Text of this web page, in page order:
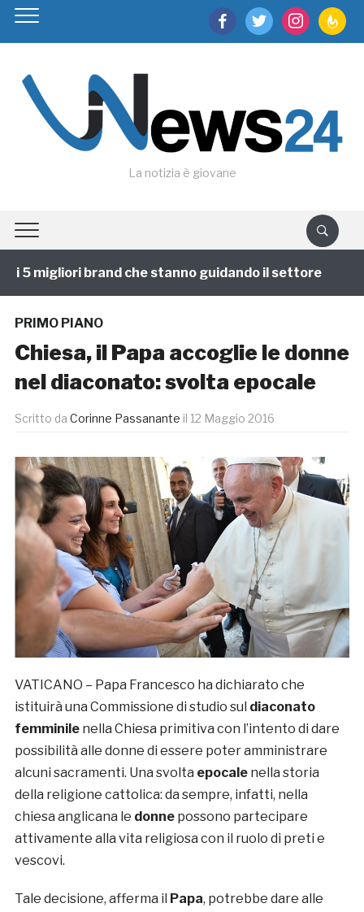
facebooktwitter instagram
La notizia è giovane
migliori brand che stanno guidando il settore
PRIMO PIANO
Chiesa, il Papa accoglie le donne
nel diaconato: svolta epocale
Scritto da Corinne Passanante il 12 Maggio 2016
VATICANO – Papa Francesco ha dichiarato che
istituirà una Commissione di studio sul diaconato
femminilenella Chiesa primitiva con l’intento di dare
possibilità alle donne di essere poter amministrare
alcuni sacramenti. Una svolta epocalenella storia
della religione cattolica: da sempre, infatti, nella
chiesa anglicana le donnepossono partecipare
attivamente alla vita religiosa con il ruolo di preti e
vescovi.
Tale decisione, afferma il Papa, potrebbe dare alle